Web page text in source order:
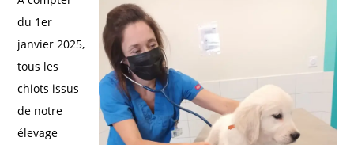
du 1er
janvier 2025,
tous les
chiots issus
de notre
élevage